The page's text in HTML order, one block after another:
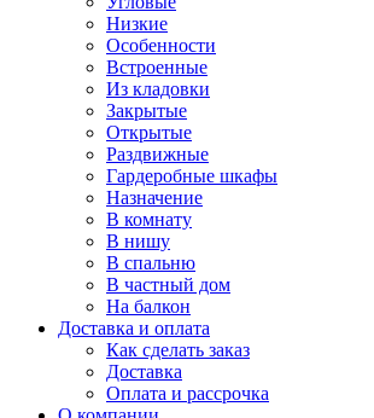
Низкие
Особенности
Встроенные
Из кладовки
Закрытые
Открытые
Раздвижные
Гардеробные шкафы
Назначение
В комнату
В нишу
В спальню
В частный дом
На балкон
Доставка и оплата
Как сделать заказ
Доставка
Оплата и рассрочка